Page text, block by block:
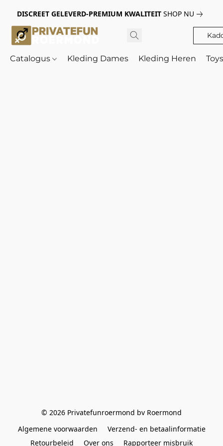
DISCREET GELEVERD-PREMIUM KWALITEIT SHOP NU
Catalogus Kleding Dames Kleding Heren
© 2026 Privatefunroermond bv Roermond
Algemene voorwaarden
Verzend- en betaalinformatie
Retourbeleid
Over ons Rapporteer misbruik